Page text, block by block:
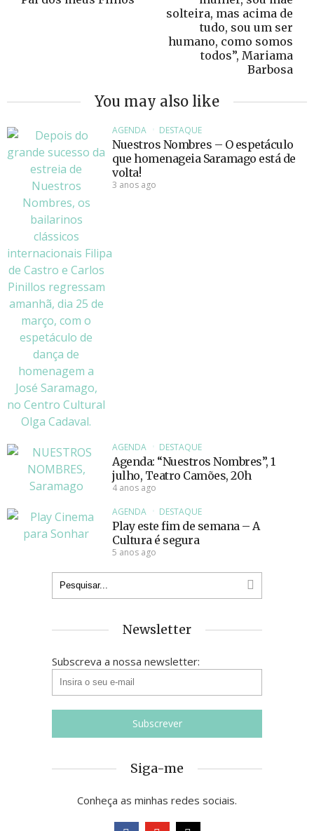
solteira, mas acima de
tudo, sou um ser
humano, como somos
todos”, Mariama
Barbosa
You may also like
AGENDA DESTAQUE
Nuestros Nombres – O espetáculo
que homenageia Saramago está de
volta!
3 anos ago
AGENDA DESTAQUE
Agenda: “Nuestros Nombres”, 1
julho, Teatro Camões, 20h
4 anos ago
AGENDA
DESTAQUE
Play este fim de semana – A
Cultura é segura
5 anos ago
Newsletter
Subscreva a nossa newsletter:
Siga-me
Conheça as minhas redes sociais.